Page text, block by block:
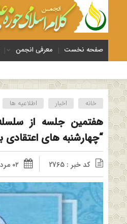
صفحه نخست معرفی انجمن
خانه اخبار اطلاعیه ها
هفتمین جلسه از
“چهارشنبه های اعتقادی
کد خبر : 2765 ۰۲ مرداد ۱۴۰۳ - ۱۷:۳۵